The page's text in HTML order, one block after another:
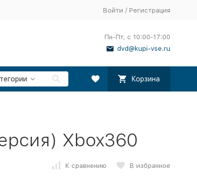
Войти / Регистрация
Пн-Пт, с 10:00-17:00
dvd@kupi-vse.ru
Корзина
Xbox360
К сравнению В избранное